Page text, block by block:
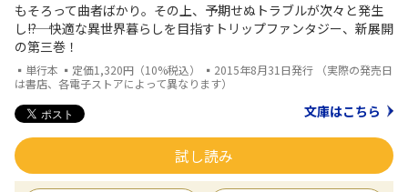
もそろって曲者ばかり。その上、予期せぬトラブルが次々と発生
し――!? 快適な異世界暮らしを目指すトリップファンタジー、新展開
の第三巻！
▪単行本 ▪定価1,320円（10%税込） ▪2015年8月31日発行 （実際の発売日
は書店、各電子ストアによって異なります）
文庫はこちら
試し読み